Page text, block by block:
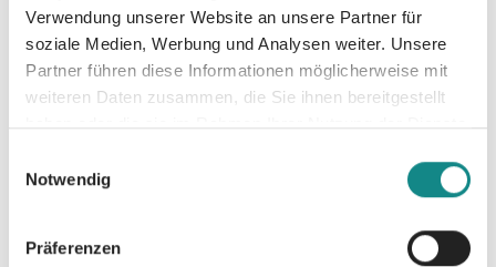
Verwendung unserer Website an unsere Partner für
soziale Medien, Werbung und Analysen weiter. Unsere
Partner führen diese Informationen möglicherweise mit
weiteren Daten zusammen, die Sie ihnen bereitgestellt
haben oder die sie im Rahmen Ihrer Nutzung der Dienste
Notwendig
Präferenzen
Weltenb
ruch -
der
Sonne
Zweifelh
afte
In die
Wellen!
Nordberg